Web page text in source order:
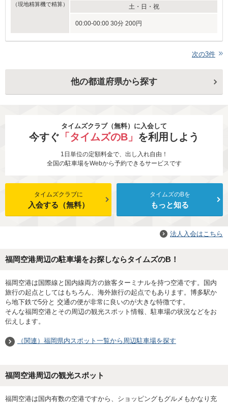
（現地精算機で精算） 土・日・祝
00:00-00:00 30分 200円
次の3件
他の都道府県から探す
タイムズクラブ（無料）に入会して
今すぐ 「タイムズのB」 を利用しよう
1日単位の定額料金で、出し入れ自由！
全国の駐車場をWebから予約できるサービスです
タイムズクラブに
入会する（無料）
タイムズのBを
もっと知る
法人入会はこちら
福岡空港周辺の駐車場をお探しならタイムズのB！
福岡空港は国際線と国内線両方の旅客ターミナルを持つ空港です。国内
旅行の起点としてはもちろん、海外旅行の起点でもあります。博多駅か
ら地下鉄で5分と 交通の便が非常に良いのが大きな特徴です。
そんな福岡空港とその周辺の観光スポット情報、駐車場の状況などをお
伝えします。
（関連）福岡県内スポット一覧から周辺駐車場を探す
福岡空港周辺の観光スポット
福岡空港は国内有数の空港ですから、ショッピングもグルメもかなり充